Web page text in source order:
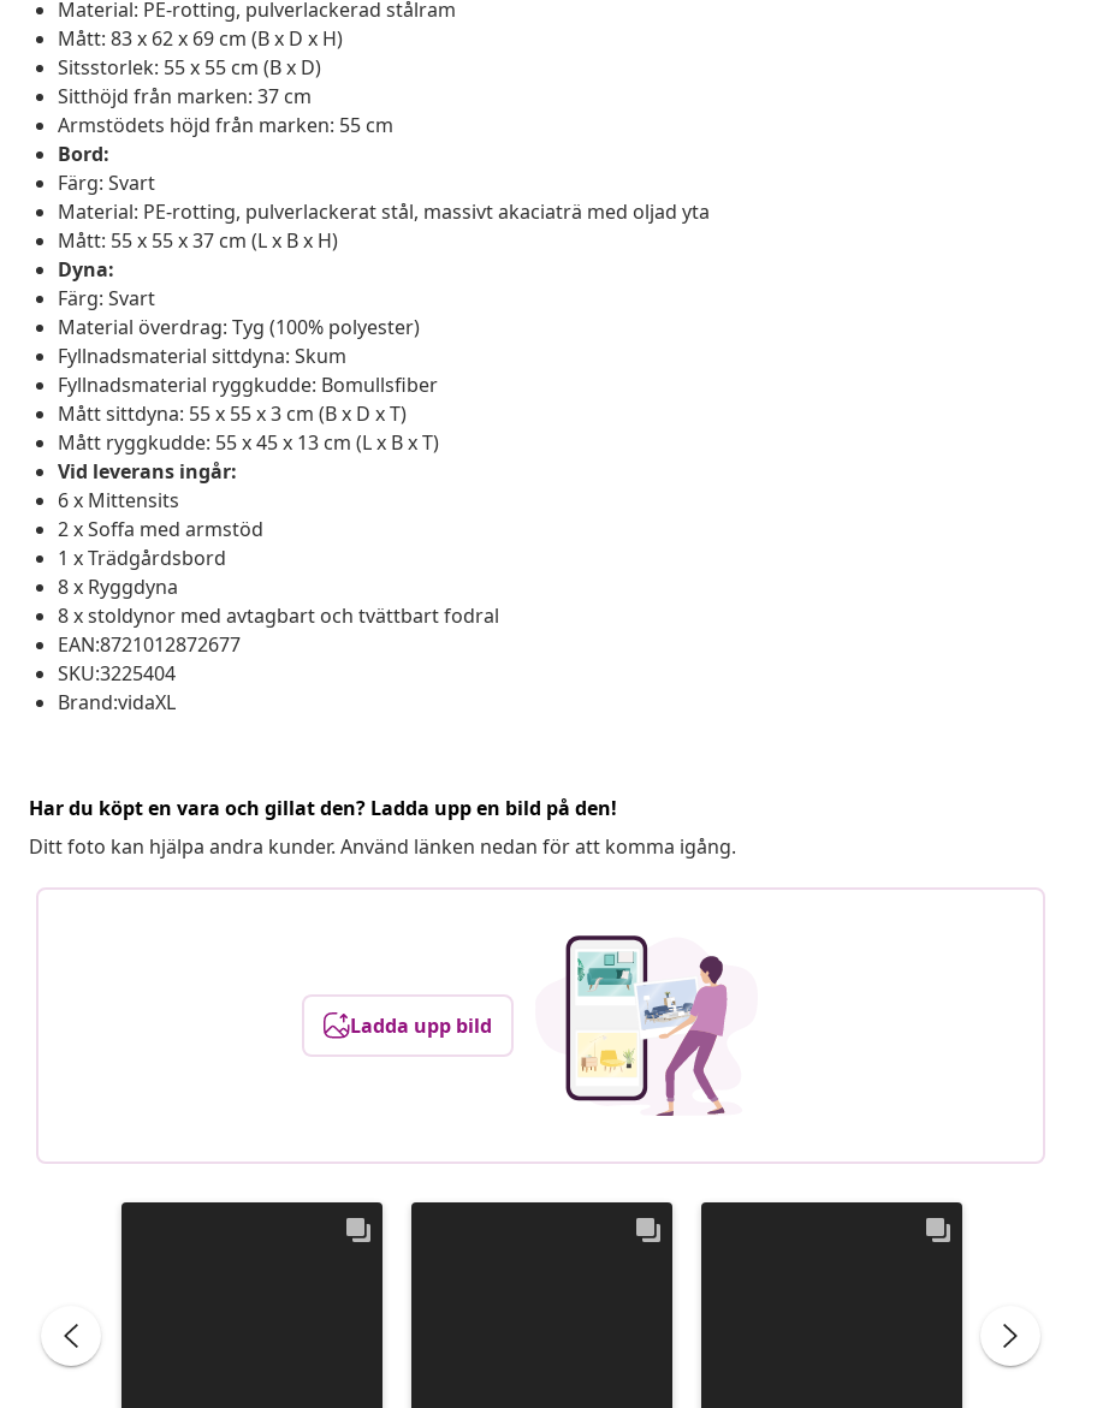
Material: PE-rotting, pulverlackerad stålram
Mått: 83 x 62 x 69 cm (B x D x H)
Sitsstorlek: 55 x 55 cm (B x D)
Sitthöjd från marken: 37 cm
Armstödets höjd från marken: 55 cm
Bord:
Färg: Svart
Material: PE-rotting, pulverlackerat stål, massivt akaciaträ med oljad yta
Mått: 55 x 55 x 37 cm (L x B x H)
Dyna:
Färg: Svart
Material överdrag: Tyg (100% polyester)
Fyllnadsmaterial sittdyna: Skum
Fyllnadsmaterial ryggkudde: Bomullsfiber
Mått sittdyna: 55 x 55 x 3 cm (B x D x T)
Mått ryggkudde: 55 x 45 x 13 cm (L x B x T)
Vid leverans ingår:
6 x Mittensits
2 x Soffa med armstöd
1 x Trädgårdsbord
8 x Ryggdyna
8 x stoldynor med avtagbart och tvättbart fodral
EAN:8721012872677
SKU:3225404
Brand:vidaXL
Har du köpt en vara och gillat den? Ladda upp en bild på den!
Ditt foto kan hjälpa andra kunder. Använd länken nedan för att komma igång.
Ladda upp bild